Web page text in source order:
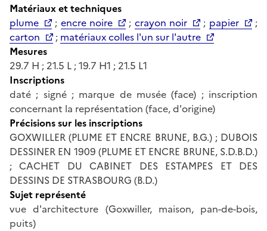
Matériaux et techniques
plume
; encre noire ; crayon noir ; papier
;
carton
; matériaux colles l'un sur l'autre
Mesures
29.7 H ; 21.5 L ; 19.7 H1 ; 21.5 L1
Inscriptions
daté ; signé ; marque de musée (face) ; inscription
concernant la représentation (face, d'origine)
Précisions sur les inscriptions
GOXWILLER (PLUME ET ENCRE BRUNE, B.G.) ; DUBOIS
DESSINER EN 1909 (PLUME ET ENCRE BRUNE, S.D.B.D.)
; CACHET DU CABINET DES ESTAMPES ET DES
DESSINS DE STRASBOURG (B.D.)
Sujet représenté
vue d'architecture (Goxwiller, maison, pan-de-bois,
puits)